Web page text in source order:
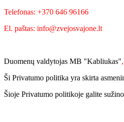
Telefonas: +370 646 96166
El. paštas: info@zvejosvajone.lt
Duomenų valdytojas MB "Kabliukas",
Ši Privatumo politika yra skirta
Šioje Privatumo politikoje galite